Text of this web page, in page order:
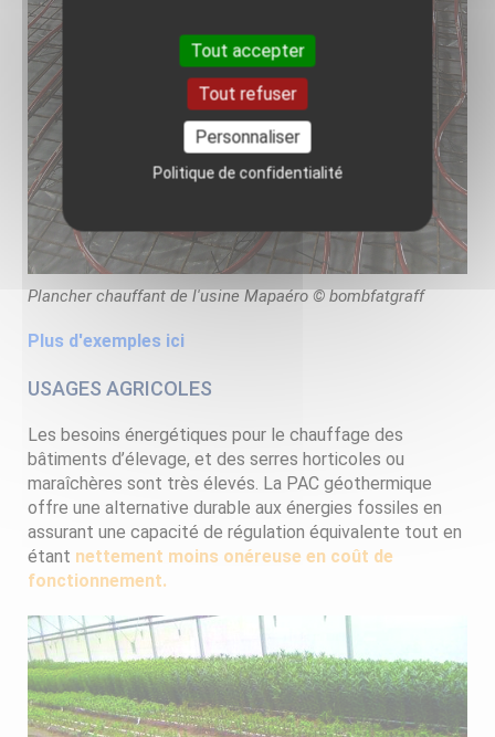
Plancher chauffant de l'usine Mapaéro © bombfatgraff
Plus d'exemples ici
USAGES AGRICOLES
Les besoins énergétiques pour le chauffage des
bâtiments d’élevage, et des serres horticoles ou
maraîchères sont très élevés. La PAC géothermique
offre une alternative durable aux énergies fossiles en
assurant une capacité de régulation équivalente tout en
étant nettement moins onéreuse en coût de
fonctionnement.
Tout accepter
Tout refuser
Personnaliser
Politique de confidentialité